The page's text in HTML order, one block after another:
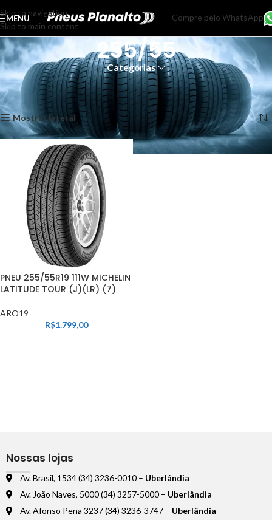
Skip to navigation
Skip to main content
MENU Compre pelo WhatsApp
255/55
Categorias
Início Produtos marcados com a tag “255/55”
Exibindo um único resultado
Mostrar lateral
PNEU 255/55R19 111W MICHELIN
LATITUDE TOUR (J)(LR) (7)
ARO19
R$1.799,00
Nossas lojas
Av. Brasil, 1534 (34) 3236-0010 – Uberlândia
Av. João Naves, 5000 (34) 3257-5000 – Uberlândia
Av. Afonso Pena 3237 (34) 3236-3747 – Uberlândia